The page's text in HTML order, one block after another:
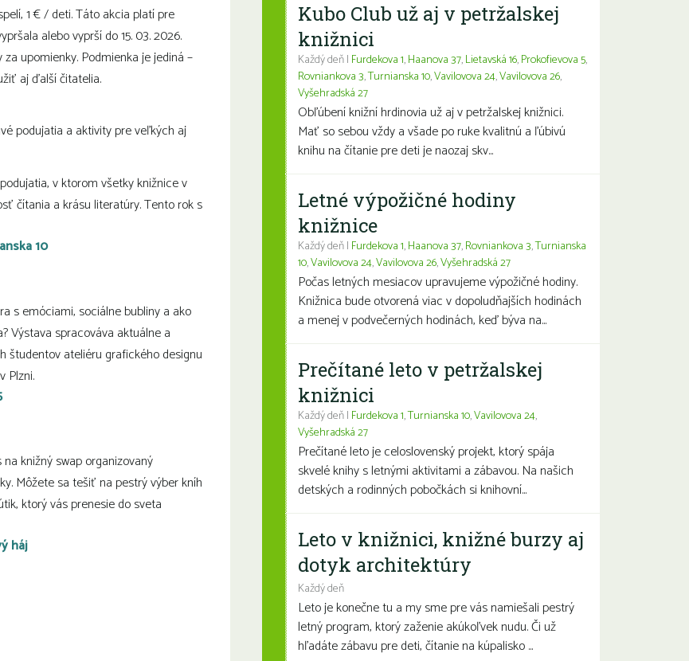
1 € / deti. Táto akcia platí pre
alebo vyprší do 15. 03. 2026.
upomienky. Podmienka je jediná –
aj ďalší čitatelia.
podujatia a aktivity pre veľkých aj
v ktorom všetky knižnice v
čítania a krásu literatúry. Tento rok s
10
s emóciami, sociálne bubliny a ako
Výstava spracováva aktuálne a
študentov ateliéru grafického designu
Plzni.
knižný swap organizovaný
Môžete sa tešiť na pestrý výber kníh
ktorý vás prenesie do sveta
háj
Kubo Club už aj v petržalskej
knižnici
Každý deň | Furdekova 1,Haanova 37,Lietavská 16,Prokofievova 5,
Rovniankova 3,Turnianska 10,Vavilovova 24,Vavilovova 26,
Vyšehradská 27
Obľúbení knižní hrdinovia už aj v petržalskej knižnici.
Mať so sebou vždy a všade po ruke kvalitnú a ľúbivú
knihu na čítanie pre deti je naozaj skv...
Letné výpožičné hodiny
knižnice
Každý deň | Furdekova 1,Haanova 37,Rovniankova 3,Turnianska
10,Vavilovova 24,Vavilovova 26,Vyšehradská 27
Počas letných mesiacov upravujeme výpožičné hodiny.
Knižnica bude otvorená viac v dopoludňajších hodinách
a menej v podvečerných hodinách, keď býva na...
Prečítané leto v petržalskej
knižnici
Každý deň | Furdekova 1,Turnianska 10,Vavilovova 24,
Vyšehradská 27
Prečítané leto je celoslovenský projekt, ktorý spája
skvelé knihy s letnými aktivitami a zábavou. Na našich
detských a rodinných pobočkách si knihovní...
Leto v knižnici, knižné burzy aj
dotyk architektúry
Každý deň
Leto je konečne tu a my sme pre vás namiešali pestrý
letný program, ktorý zaženie akúkoľvek nudu. Či už
hľadáte zábavu pre deti, čítanie na kúpalisko ...